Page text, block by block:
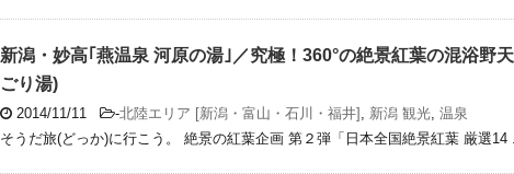
新潟・妙高｢燕温泉 河原の湯｣／究極！360°の絶景紅葉の混浴野
ごり湯)
2014/11/11 -北陸エリア [新潟・富山・石川・福井] , 新潟 観光, 温泉
そうだ旅(どっか)に行こう。 絶景の紅葉企画 第２弾「日本全国絶景紅葉 厳選14